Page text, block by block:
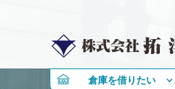
倉庫を借りたい